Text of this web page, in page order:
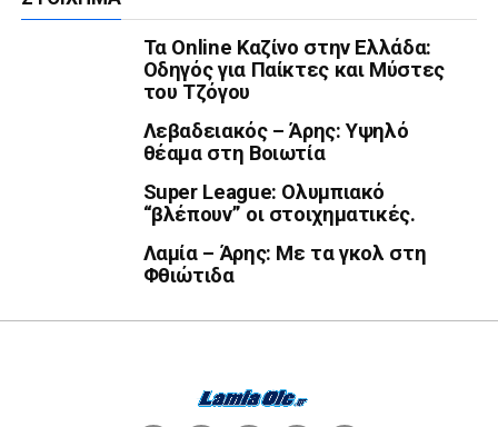
Τα Online Καζίνο στην Ελλάδα:
Οδηγός για Παίκτες και Μύστες
του Τζόγου
Λεβαδειακός – Άρης: Υψηλό
θέαμα στη Βοιωτία
Super League: Ολυμπιακό
“βλέπουν” οι στοιχηματικές.
Λαμία – Άρης: Με τα γκολ στη
Φθιώτιδα